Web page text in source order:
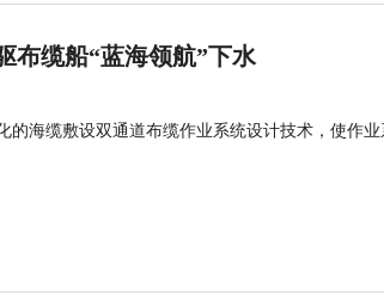
布缆船“蓝海领航”下水
的海缆敷设双通道布缆作业系统设计技术，使作业